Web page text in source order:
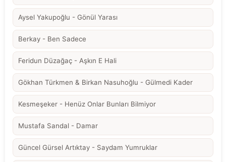
Aysel Yakupoğlu - Gönül Yarası
Berkay - Ben Sadece
Feridun Düzağaç - Aşkın E Hali
Gökhan Türkmen & Birkan Nasuhoğlu - Gülmedi Kader
Kesmeşeker - Henüz Onlar Bunları Bilmiyor
Mustafa Sandal - Damar
Güncel Gürsel Artıktay - Saydam Yumruklar